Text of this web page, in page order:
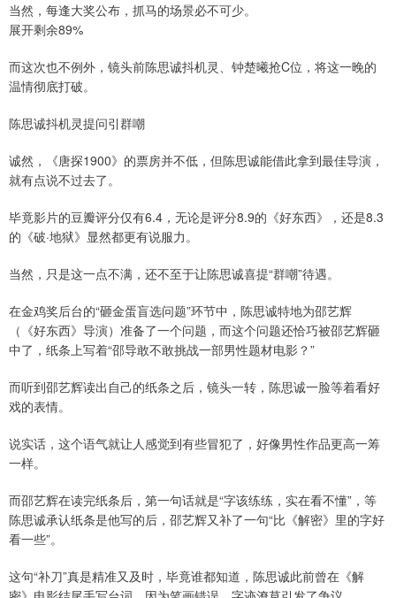
当然，每逢大奖公布，抓马的场景必不可少。
展开剩余89%
而这次也不例外，镜头前陈思诚抖机灵、钟楚曦抢C位，将这一晚的
温情彻底打破。
陈思诚抖机灵提问引群嘲
诚然，《唐探1900》的票房并不低，但陈思诚能借此拿到最佳导演，
就有点说不过去了。
毕竟影片的豆瓣评分仅有6.4，无论是评分8.9的《好东西》，还是8.3
的《破·地狱》显然都更有说服力。
当然，只是这一点不满，还不至于让陈思诚喜提“群嘲”待遇。
在金鸡奖后台的“砸金蛋盲选问题”环节中，陈思诚特地为邵艺辉
（《好东西》导演）准备了一个问题，而这个问题还恰巧被邵艺辉砸
中了，纸条上写着“邵导敢不敢挑战一部男性题材电影？”
而听到邵艺辉读出自己的纸条之后，镜头一转，陈思诚一脸等着看好
戏的表情。
说实话，这个语气就让人感觉到有些冒犯了，好像男性作品更高一筹
一样。
而邵艺辉在读完纸条后，第一句话就是“字该练练，实在看不懂”，等
陈思诚承认纸条是他写的后，邵艺辉又补了一句“比《解密》里的字好
看一些”。
这句“补刀”真是精准又及时，毕竟谁都知道，陈思诚此前曾在《解